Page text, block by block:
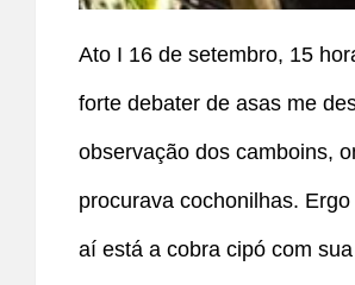
Ato I 16 de setembro, 15
forte debater de asas me
observação dos camboins,
procurava cochonilhas.
aí está a cobra cipó com